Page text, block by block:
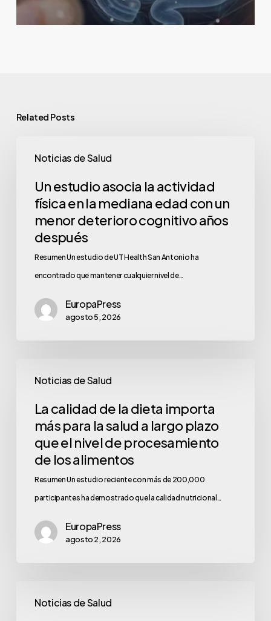
Related Posts
Noticias de Salud
Un estudio asocia la actividad
física en la mediana edad con un
menor deterioro cognitivo años
después
Resumen Un estudio de UT Health San Antonio ha
encontrado que mantener cualquier nivel de…
EuropaPress
agosto 5, 2026
Noticias de Salud
La calidad de la dieta importa
más para la salud a largo plazo
que el nivel de procesamiento
de los alimentos
Resumen Un estudio reciente con más de 200,000
participantes ha demostrado que la calidad nutricional…
EuropaPress
agosto 2, 2026
Noticias de Salud